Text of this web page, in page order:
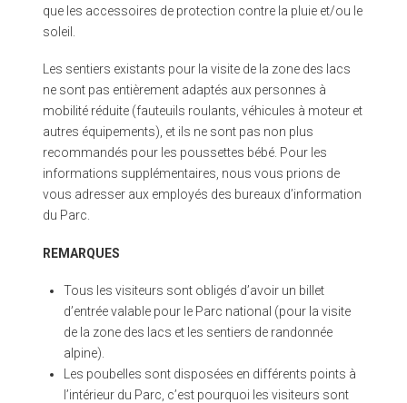
que les accessoires de protection contre la pluie et/ou le
soleil.
Les sentiers existants pour la visite de la zone des lacs
ne sont pas entièrement adaptés aux personnes à
mobilité réduite (fauteuils roulants, véhicules à moteur et
autres équipements), et ils ne sont pas non plus
recommandés pour les poussettes bébé. Pour les
informations supplémentaires, nous vous prions de
vous adresser aux employés des bureaux d’information
du Parc.
REMARQUES
Tous les visiteurs sont obligés d’avoir un billet
d’entrée valable pour le Parc national (pour la visite
de la zone des lacs et les sentiers de randonnée
alpine).
Les poubelles sont disposées en différents points à
l’intérieur du Parc, c’est pourquoi les visiteurs sont